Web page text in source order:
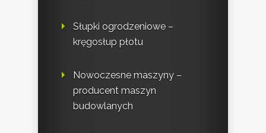
Słupki ogrodzeniowe –
kręgosłup płotu
Nowoczesne maszyny –
producent maszyn
budowlanych